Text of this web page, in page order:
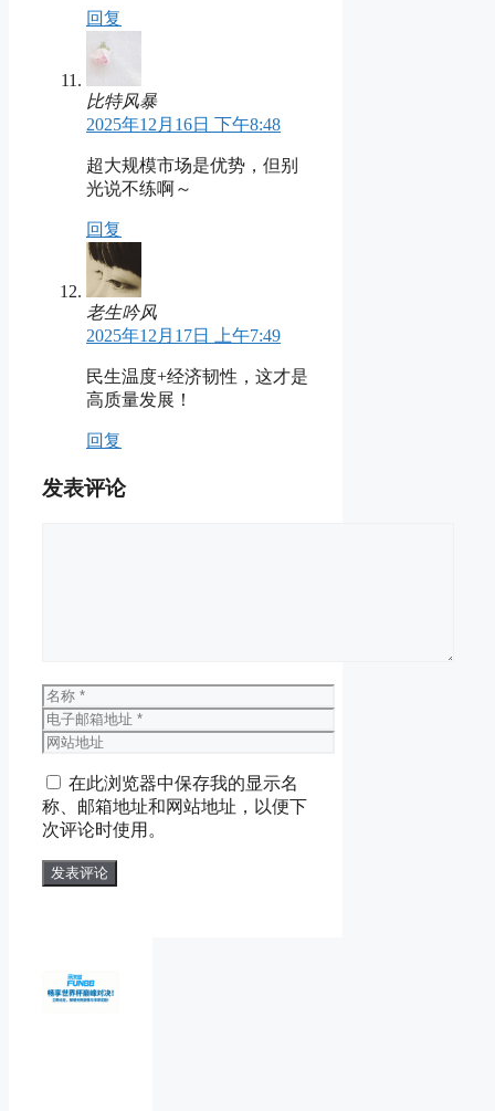
回复
比特风暴
2025年12月16日 下午8:48
超大规模市场是优势，但别
光说不练啊～
回复
老生吟风
2025年12月17日 上午7:49
民生温度+经济韧性，这才是
高质量发展！
回复
发表评论
名
称
电
子
箱
地
址
网
地
址
在此浏览器中保存我的显示名
称、邮箱地址和网站地址，以便下
次评论时使用。